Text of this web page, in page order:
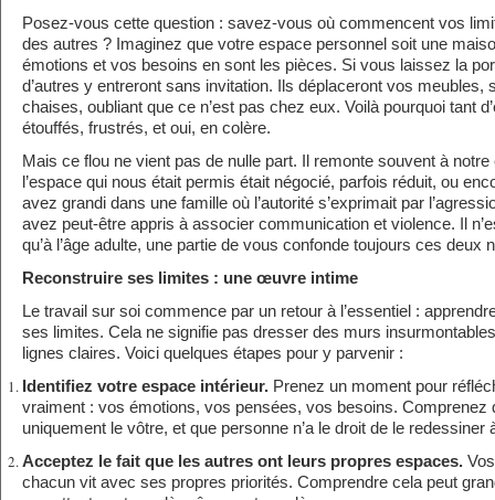
Posez-vous cette question : savez-vous où commencent vos
des autres ? Imaginez que votre espace personnel soit une
émotions et vos besoins en sont les pièces. Si vous laissez la
d’autres y entreront sans invitation. Ils déplaceront vos meubles,
chaises, oubliant que ce n’est pas chez eux. Voilà pourquoi tant
étouffés, frustrés, et oui, en colère.
Mais ce flou ne vient pas de nulle part. Il remonte souvent à
l’espace qui nous était permis était négocié, parfois réduit, ou
avez grandi dans une famille où l’autorité s’exprimait par
avez peut-être appris à associer communication et violence. Il
qu’à l’âge adulte, une partie de vous confonde toujours ces deux
Reconstruire ses limites : une œuvre intime
Le travail sur soi commence par un retour à l’essentiel :
ses limites. Cela ne signifie pas dresser des murs
lignes claires. Voici quelques étapes pour y parvenir :
Identifiez votre espace intérieur. Prenez un moment pour
vraiment : vos émotions, vos pensées, vos besoins. Comprenez
uniquement le vôtre, et que personne n’a le droit de le redessiner
Acceptez le fait que les autres ont leurs propres espaces.
chacun vit avec ses propres priorités. Comprendre cela peut